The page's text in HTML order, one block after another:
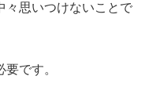
々思いつけないことで
です。